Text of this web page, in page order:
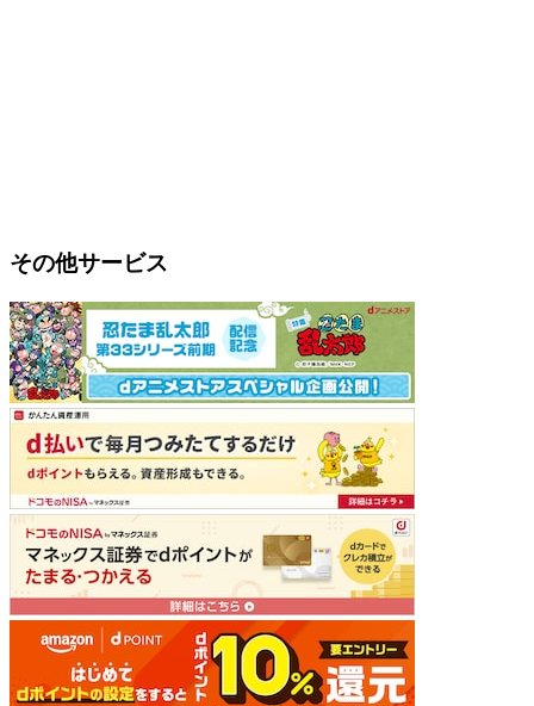
その他サービス